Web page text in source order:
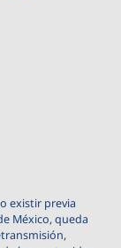
existir previa
México, queda